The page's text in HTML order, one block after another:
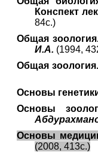
Конспект
84с.)
Общая
И.А. (1994,
Общая
Основы
Основы
Основы
(2008, 413с.)